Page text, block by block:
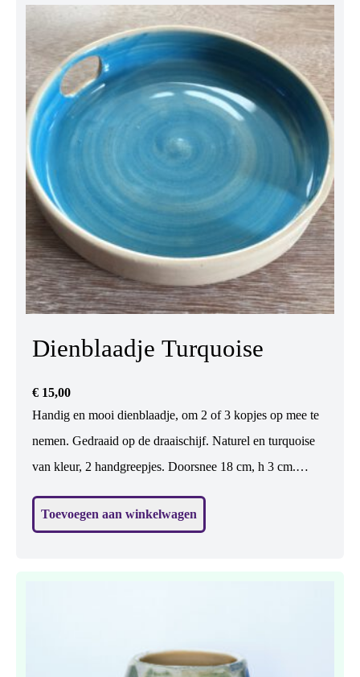
Dienblaadje Turquoise
€ 15,00
Handig en mooi dienblaadje, om 2 of 3 kopjes op mee te
nemen. Gedraaid op de draaischijf. Naturel en turquoise
van kleur, 2 handgreepjes. Doorsnee 18 cm, h 3 cm.
Toevoegen aan winkelwagen